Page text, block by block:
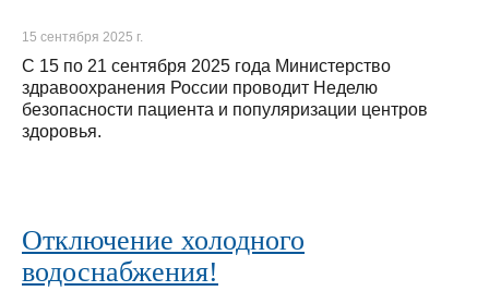
15 сентября 2025 г.
С 15 по 21 сентября 2025 года Министерство
здравоохранения России проводит Неделю
безопасности пациента и популяризации центров
здоровья.
Отключение холодного
водоснабжения!